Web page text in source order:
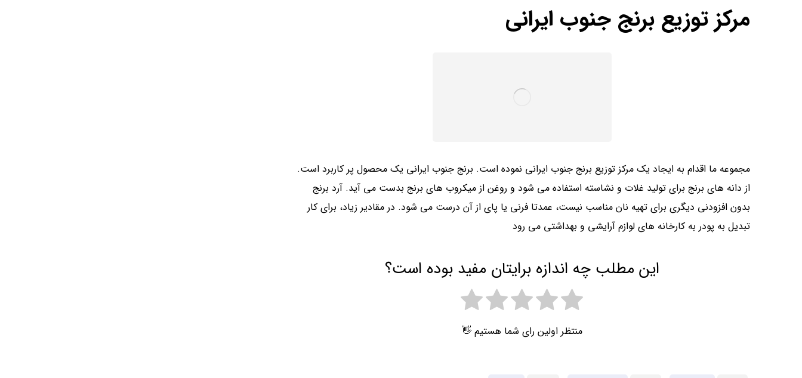
مرکز توزیع برنج جنوب ایرانی
مجموعه ما اقدام به ایجاد یک مرکز توزیع برنج جنوب ایرانی نموده است. برنج جنوب ایرانی یک محصول پر کاربرد است.
از دانه های برنج برای تولید غلات و نشاسته استفاده می شود و روغن از میکروب های برنج بدست می آید. آرد برنج
بدون افزودنی دیگری برای تهیه نان مناسب نیست، عمدتا فرنی یا پای از آن درست می شود. در مقادیر زیاد، برای کار
تبدیل به پودر به کارخانه های لوازم آرایشی و بهداشتی می رود
این مطلب چه اندازه برایتان مفید بوده است؟
منتظر اولین رای شما هستیم 👋